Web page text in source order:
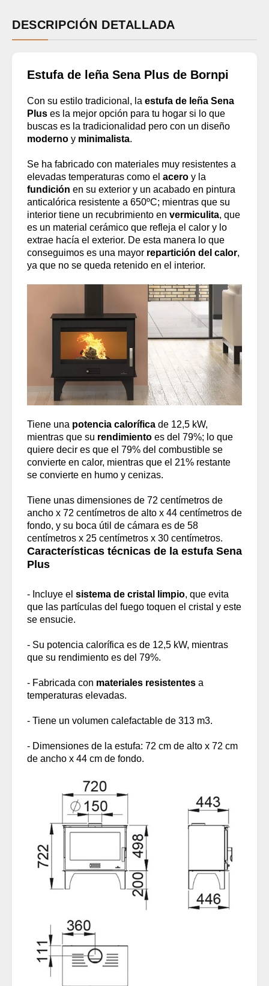
DESCRIPCIÓN DETALLADA
Estufa de leña Sena Plus de Bornpi
Con su estilo tradicional, la estufa de leña Sena
Plus es la mejor opción para tu hogar si lo que
buscas es la tradicionalidad pero con un diseño
moderno y minimalista.
Se ha fabricado con materiales muy resistentes a
elevadas temperaturas como el acero y la
fundición en su exterior y un acabado en pintura
anticalórica resistente a 650ºC; mientras que su
interior tiene un recubrimiento en vermiculita, que
es un material cerámico que refleja el calor y lo
extrae hacía el exterior. De esta manera lo que
conseguimos es una mayor repartición del calor,
ya que no se queda retenido en el interior.
Tiene una potencia calorífica de 12,5 kW,
mientras que su rendimiento es del 79%; lo que
quiere decir es que el 79% del combustible se
convierte en calor, mientras que el 21% restante
se convierte en humo y cenizas.
Tiene unas dimensiones de 72 centímetros de
ancho x 72 centímetros de alto x 44 centímetros de
fondo, y su boca útil de cámara es de 58
centímetros x 25 centímetros x 30 centímetros.
Características técnicas de la estufa Sena
Plus
- Incluye el sistema de cristal limpio, que evita
que las partículas del fuego toquen el cristal y este
se ensucie.
- Su potencia calorífica es de 12,5 kW, mientras
que su rendimiento es del 79%.
- Fabricada con materiales resistentes a
temperaturas elevadas.
- Tiene un volumen calefactable de 313 m3.
- Dimensiones de la estufa: 72 cm de alto x 72 cm
de ancho x 44 cm de fondo.